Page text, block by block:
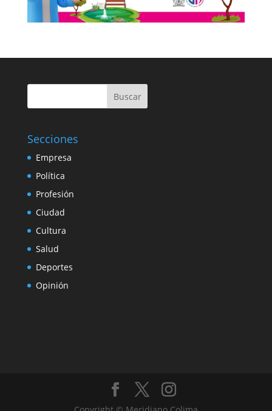
Buscar
Secciones
Empresa
Política
Profesión
Ciudad
Cultura
Salud
Deportes
Opinión